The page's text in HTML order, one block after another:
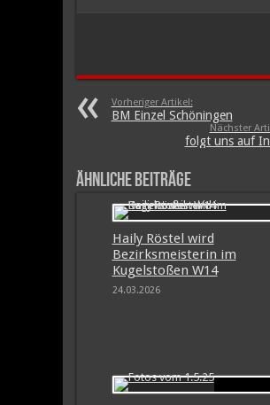
Vorheriger Artikel:
BM Einzel Schöningen
Nächster
folgt uns auf
Ähnliche Beiträge
Haily Röstel wird
Bezirksmeisterin im
Kugelstoßen W14
24.03.2026